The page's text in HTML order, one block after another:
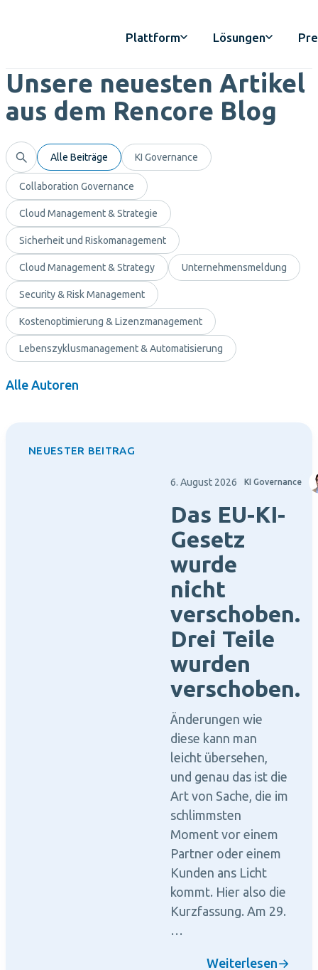
Plattform Lösungen
Unsere neuesten Artikel
aus dem Rencore Blog
Alle Beiträge KI Governance
Collaboration Governance
Cloud Management & Strategie
Sicherheit und Riskomanagement
Cloud Management & Strategy Unternehmensmeldung
Security & Risk Management
Kostenoptimierung & Lizenzmanagement
Lebenszyklusmanagement & Automatisierung
Alle Autoren
NEUESTER BEITRAG
6. August 2026 KI Governance
Das EU-KI-
Gesetz
wurde
nicht
verschoben.
Drei Teile
wurden
verschoben.
Änderungen wie
diese kann man
leicht übersehen,
und genau das ist die
Art von Sache, die im
schlimmsten
Moment vor einem
Partner oder einem
Kunden ans Licht
kommt. Hier also die
Kurzfassung. Am 29.
…
Weiterlesen→